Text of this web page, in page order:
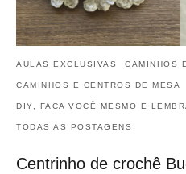
AULAS EXCLUSIVAS CAMINHOS
CAMINHOS E CENTROS DE MESA
DIY, FAÇA VOCÊ MESMO E
TODAS AS POSTAGENS
Centrinho de crochê